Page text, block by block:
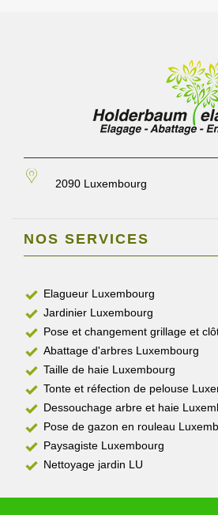
2090 Luxembourg
NOS SERVICES
Elagueur Luxembourg
Jardinier Luxembourg
Pose et changement grillage et
Abattage d'arbres Luxembourg
Taille de haie Luxembourg
Tonte et réfection de pelouse
Dessouchage arbre et haie
Pose de gazon en rouleau
Paysagiste Luxembourg
Nettoyage jardin LU